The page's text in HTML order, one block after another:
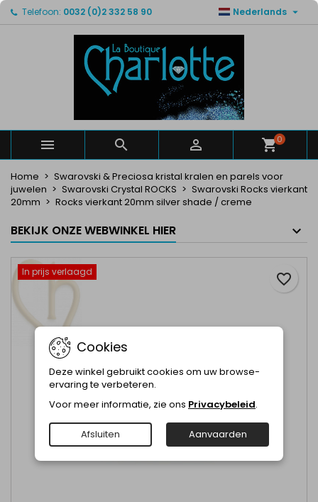
Telefoon: 0032 (0)2 332 58 90 Nederlands 
   0
Home
Swarovski & Preciosa kristal kralen en parels voor
juwelen
Swarovski Crystal ROCKS
Swarovski Rocks vierkant
20mm
Rocks vierkant 20mm silver shade / creme
BEKIJK ONZE WEBWINKEL HIER
In prijs verlaagd favorite_border
Mijn verlanglijsten ×
Maak een lijst
Maak een verlanglijst ×
Verlanglijst naam
Annuleren Maak een verlanglijst
Inloggen ×
U moet ingelogd zijn om producten in uw verlanglijst
Annuleren Inloggen
Cookies
Deze winkel gebruikt cookies om uw browse-
ervaring te verbeteren.
Voor meer informatie, zie ons Privacybeleid.
Afsluiten Aanvaarden